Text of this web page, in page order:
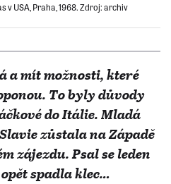
v USA, Praha, 1968. Zdroj: archiv
a mít možnosti, které
To byly důvody
do Itálie. Mladá
zůstala na Západě
zájezdu. Psal se leden
spadla klec…